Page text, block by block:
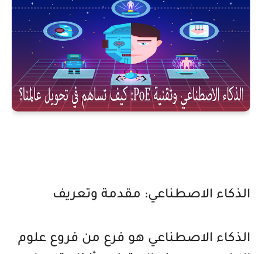
الذكاء الاصطناعي: مقدمة وتعريف
الذكاء الاصطناعي هو فرع من فروع علوم